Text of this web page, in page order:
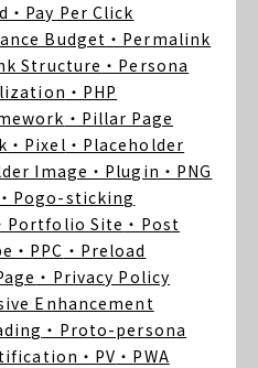
・Pay Per Click
Budget ・Permalink
Structure ・Persona
・PHP
・Pillar Page
・Pixel ・Placeholder
Image ・Plugin ・PNG
・Pogo-sticking
Portfolio Site ・Post
・PPC ・Preload
・Privacy Policy
Enhancement
・Proto-persona
・PV ・PWA